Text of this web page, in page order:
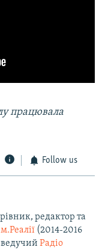
працювала
Follow us
редактор та
(2014-2016
ведучий Радіо